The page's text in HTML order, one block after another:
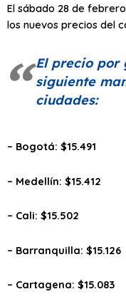
El sábado 28 de
los nuevos precios del
El precio por
siguiente
ciudades:
– Bogotá: $15.491
– Medellín: $15.412
– Cali: $15.502
– Barranquilla: $15.126
– Cartagena: $15.083